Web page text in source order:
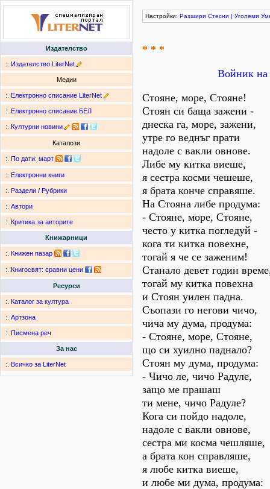
Издателство
:. Издателство LiterNet
Медии
:. Електронно списание LiterNet
:. Електронно списание БЕЛ
:. Културни новини
Каталози
:. По дати: март
:. Електронни книги
:. Раздели / Рубрики
:. Автори
:. Критика за авторите
Книжарници
:. Книжен пазар
:. Книгосвят: сравни цени
Ресурси
:. Каталог за култура
:. Артзона
:. Писмена реч
За нас
:. Всичко за LiterNet
Настройки: Разшири Стесни | Уголеми
* * *
Войник на
Стояне, море, Стояне!
Стоян си баща зажени -
днеска га, море, зажени,
утре го веднъг прати
надоле с вакли овнове.
Либе му китка виеше,
я сестра косми чешеше,
я брата конче справяше.
На Стояна либе продума:
- Стояне, море, Стояне,
често у китка погледуй -
кога ти китка повехне,
тогай я че се заженим!
Станало девет годин
тогай му китка повехна
и Стоян уилен падна.
Съопази го негови чичо,
чича му дума, продума:
- Стояне, море, Стояне,
що си хуилно паднало?
Стоян му дума, продума:
- Чичо ле, чичо Радуле,
защо ме прашаш
ти мене, чичо Радуле?
Кога си пойдо надоле,
надоле с вакли овнове,
сестра ми косма чешляше,
а брата кон справляше,
я любе китка виеше,
и любе ми дума, продума: